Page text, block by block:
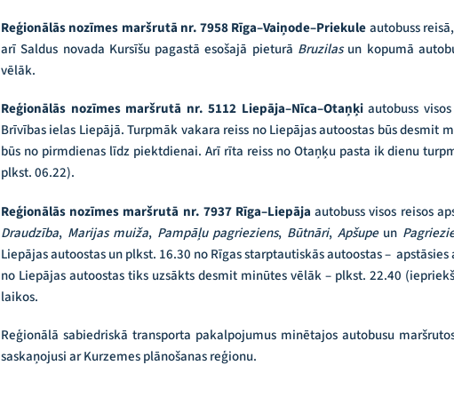
Reģionālās nozīmes maršrutā nr. 7958 Rīga–Vaiņode–Priekuleautobuss
arī Saldus novada Kursīšu pagastā esošajā pieturā Bruzilasun kopumā
vēlāk.
Reģionālās nozīmes maršrutā nr. 5112 Liepāja–Nīca–Otaņķiautobuss
Brīvības ielas Liepājā. Turpmāk vakara reiss no Liepājas autoostas būs desmit
būs no pirmdienas līdz piektdienai. Arī rīta reiss no Otaņķu pasta ik dienu
plkst. 06.22).
Reģionālās nozīmes maršrutā nr. 7937 Rīga–Liepājaautobuss visos reisos
Draudzība, Marijas muiža, Pampāļu pagrieziens, Būtnāri, Apšupeun
Liepājas autoostas un plkst. 16.30 no Rīgas starptautiskās autoostas –
no Liepājas autoostas tiks uzsākts desmit minūtes vēlāk – plkst. 22.40
laikos.
Reģionālā sabiedriskā transporta pakalpojumus minētajos autobusu
saskaņojusi ar Kurzemes plānošanas reģionu.